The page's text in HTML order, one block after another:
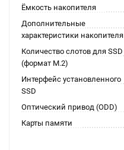
Ёмкость накопителя
Дополнительные
характеристики накопителя
Количество слотов для SSD
(формат M.2)
Интерфейс установленного
SSD
Оптический привод (ODD)
Карты памяти